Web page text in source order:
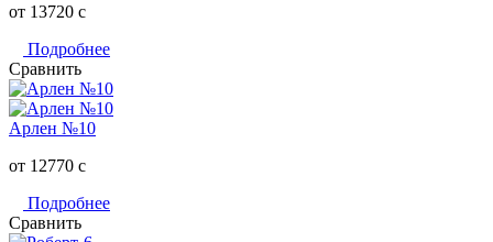
от 13720 c
Подробнее
Сравнить
Арлен №10
от 12770 c
Подробнее
Сравнить